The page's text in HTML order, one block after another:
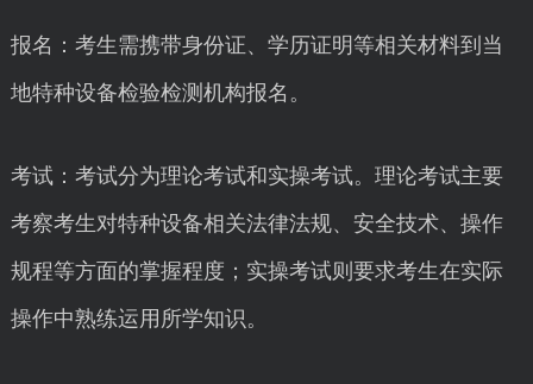
报名：考生需携带身份证、学历证明等相关材料到当
地特种设备检验检测机构报名。
考试：考试分为理论考试和实操考试。理论考试主要
考察考生对特种设备相关法律法规、安全技术、操作
规程等方面的掌握程度；实操考试则要求考生在实际
操作中熟练运用所学知识。